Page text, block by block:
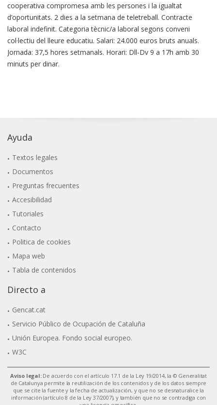
cooperativa compromesa amb les persones i la igualtat
d’oportunitats. 2 dies a la setmana de teletreball. Contracte
laboral indefinit. Categoria tècnic/a laboral segons conveni
col·lectiu del lleure educatiu. Salari: 24.000 euros bruts anuals.
Jornada: 37,5 hores setmanals. Horari: Dll-Dv 9 a 17h amb 30
minuts per dinar.
Ayuda
Textos legales
Documentos
Preguntas frecuentes
Accesibilidad
Tutoriales
Contacto
Politica de cookies
Mapa web
Tabla de contenidos
Directo a
Gencat.cat
Servicio Público de Ocupación de Cataluña
Unión Europea. Fondo social europeo.
W3C
Aviso legal:De acuerdo con el artículo 17.1 de la Ley 19/2014, la © Generalitat
de Catalunya permite la reutilización de los contenidos y de los datos siempre
que se cite la fuente y la fecha de actualización, y que no se desnaturalice la
información (artículo 8 de la Ley 37/2007), y también que no se contradiga con